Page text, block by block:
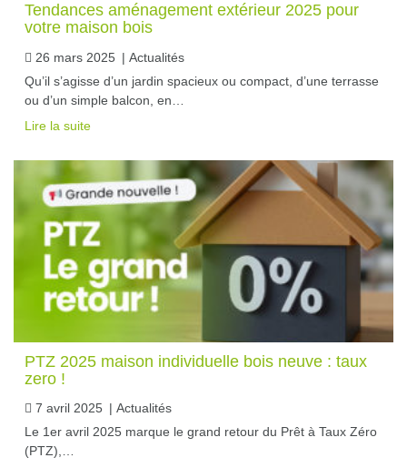
Tendances aménagement extérieur 2025 pour
votre maison bois
26 mars 2025 | Actualités
Qu’il s’agisse d’un jardin spacieux ou compact, d’une terrasse
ou d’un simple balcon, en…
Lire la suite
PTZ 2025 maison individuelle bois neuve : taux
zero !
7 avril 2025 | Actualités
Le 1er avril 2025 marque le grand retour du Prêt à Taux Zéro
(PTZ),…